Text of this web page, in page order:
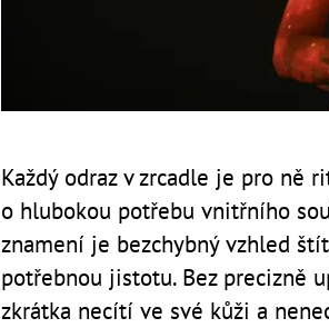
Každý odraz v zrcadle je pro ně
o hlubokou potřebu vnitřního
znamení je bezchybný vzhled
potřebnou jistotu. Bez precizně
zkrátka necítí ve své kůži a